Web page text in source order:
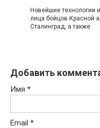
Новейшие технологии
лица бойцов Красной
Сталинград, а также
Добавить
Имя *
Email *